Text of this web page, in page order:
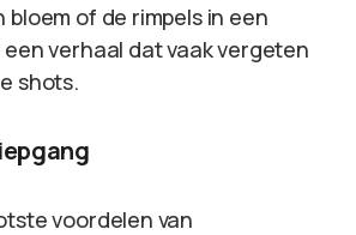
of de rimpels in een
verhaal dat vaak vergeten
shots.
voordelen van